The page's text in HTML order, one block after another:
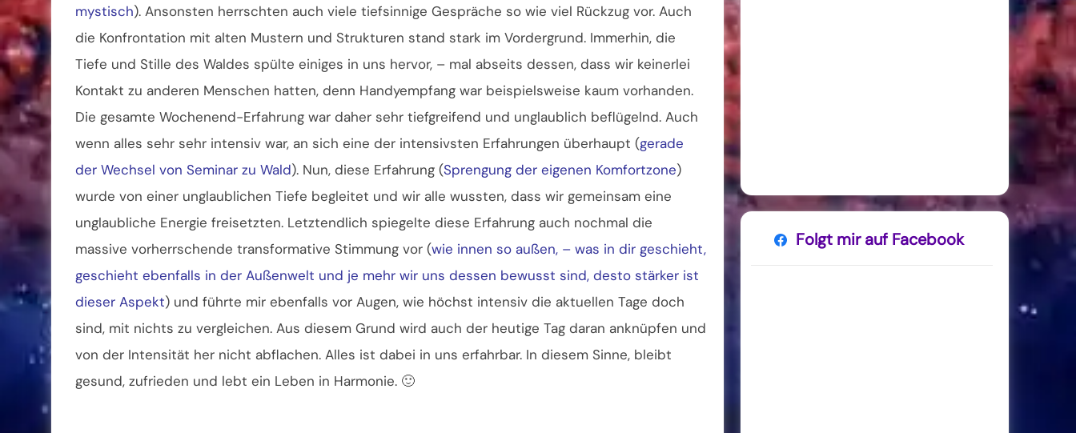
mystisch). Ansonsten herrschten auch viele tiefsinnige Gespräche so wie viel Rückzug vor. Auch
die Konfrontation mit alten Mustern und Strukturen stand stark im Vordergrund. Immerhin, die
Tiefe und Stille des Waldes spülte einiges in uns hervor, – mal abseits dessen, dass wir keinerlei
Kontakt zu anderen Menschen hatten, denn Handyempfang war beispielsweise kaum vorhanden.
Die gesamte Wochenend-Erfahrung war daher sehr tiefgreifend und unglaublich beflügelnd. Auch
wenn alles sehr sehr intensiv war, an sich eine der intensivsten Erfahrungen überhaupt (gerade
der Wechsel von Seminar zu Wald). Nun, diese Erfahrung (Sprengung der eigenen Komfortzone)
wurde von einer unglaublichen Tiefe begleitet und wir alle wussten, dass wir gemeinsam eine
unglaubliche Energie freisetzten. Letztendlich spiegelte diese Erfahrung auch nochmal die
massive vorherrschende transformative Stimmung vor (wie innen so außen, – was in dir geschieht,
geschieht ebenfalls in der Außenwelt und je mehr wir uns dessen bewusst sind, desto stärker ist
dieser Aspekt) und führte mir ebenfalls vor Augen, wie höchst intensiv die aktuellen Tage doch
sind, mit nichts zu vergleichen. Aus diesem Grund wird auch der heutige Tag daran anknüpfen und
von der Intensität her nicht abflachen. Alles ist dabei in uns erfahrbar. In diesem Sinne, bleibt
gesund, zufrieden und lebt ein Leben in Harmonie. 🙂
Folgt mir auf Facebook